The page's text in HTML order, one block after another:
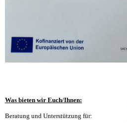
Was bieten wir Euch/Ihnen:
Beratung und Unterstützung für: